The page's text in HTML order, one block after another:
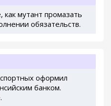
как мутант промазать
обязательств.
оформил
банком.